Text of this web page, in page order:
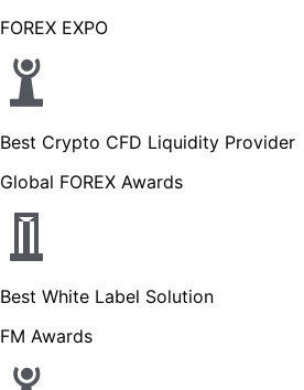
FOREX EXPO
Best Crypto CFD Liquidity Provider
Global FOREX Awards
Best White Label Solution
FM Awards